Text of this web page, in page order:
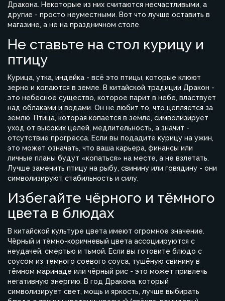
Дракона. Некоторые из них считаются несчастливыми, а
другие - просто неуместными. Вот что лучше оставить в
магазине, а не на праздничном столе.
Не ставьте на стол курицу и
птицу
Курица, утка, индейка - всё это птицы, которые клюют
зерно и копаются в земле. В китайской традиции Дракон -
это небесное существо, которое парит в небе, властвует
над облаками и водами. Он не любит то, что цепляется за
землю. Птица, которая копается в земле, символизирует
уход от высоких целей, медлительность, а значит -
отсутствие прогресса. Если вы подадите курицу на ужин,
это может означать, что ваша карьера, финансы или
личные планы будут «копаться» на месте, а не взлетать.
Лучше заменить птицу на рыбу, свинину или говядину - они
символизируют стабильность и силу.
Избегайте чёрного и тёмного
цвета в блюдах
В китайской культуре цвета имеют огромное значение.
Чёрный и тёмно-коричневый цвета ассоциируются с
неудачей, смертью и тьмой. Если вы готовите блюдо с
соусом из темного соевого соуса, тушёную свинину в
тёмном маринаде или чёрный рис - это может привлечь
негативную энергию. В год Дракона, который
символизирует свет, мощь и яркость, лучше выбирать